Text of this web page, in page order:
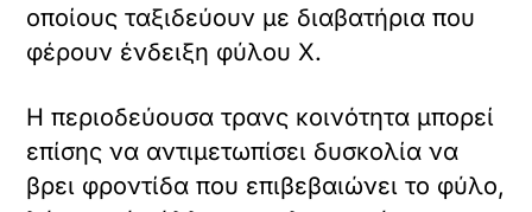
οποίους ταξιδεύουν με διαβατήρια που
φέρουν ένδειξη φύλου Χ.
Η περιοδεύουσα τρανς κοινότητα μπορεί
επίσης να αντιμετωπίσει δυσκολία να
βρει φροντίδα που επιβεβαιώνει το φύλο,